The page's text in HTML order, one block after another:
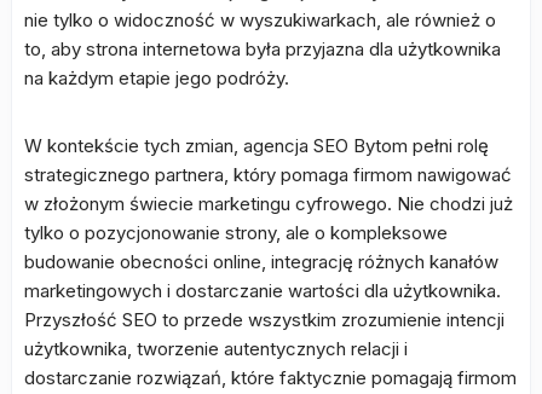
nie tylko o widoczność w wyszukiwarkach, ale również o
to, aby strona internetowa była przyjazna dla użytkownika
na każdym etapie jego podróży.
W kontekście tych zmian, agencja SEO Bytom pełni rolę
strategicznego partnera, który pomaga firmom nawigować
w złożonym świecie marketingu cyfrowego. Nie chodzi już
tylko o pozycjonowanie strony, ale o kompleksowe
budowanie obecności online, integrację różnych kanałów
marketingowych i dostarczanie wartości dla użytkownika.
Przyszłość SEO to przede wszystkim zrozumienie intencji
użytkownika, tworzenie autentycznych relacji i
dostarczanie rozwiązań, które faktycznie pomagają firmom